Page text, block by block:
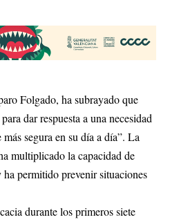
Folgado, ha subrayado que
dar respuesta a una necesidad
segura en su día a día”. La
multiplicado la capacidad de
permitido prevenir situaciones
durante los primeros siete